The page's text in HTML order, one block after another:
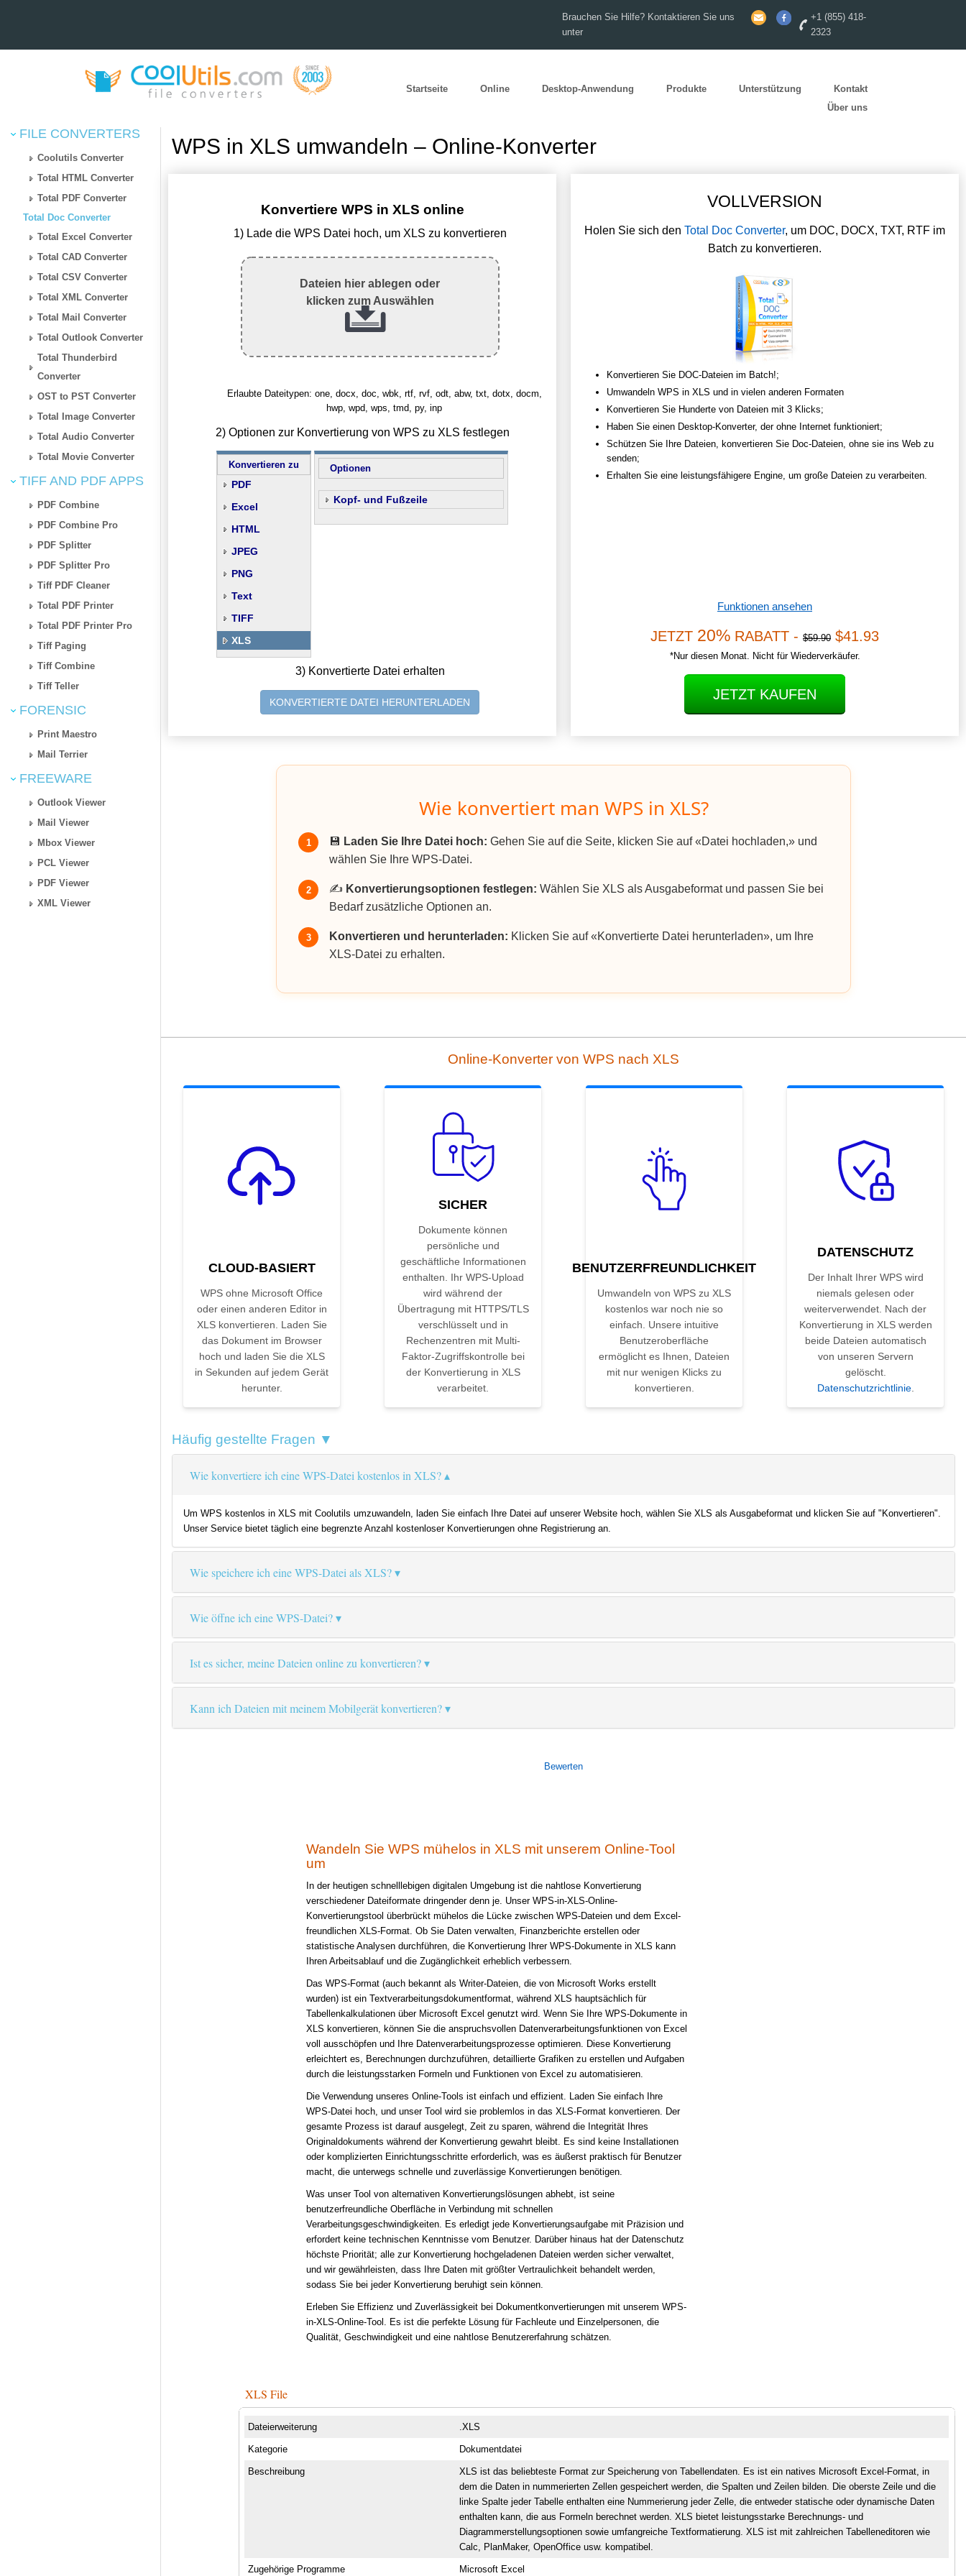
Brauchen Sie Hilfe? Kontaktieren Sie uns
unter
+1 (855) 418-
2323
Startseite Online Desktop-Anwendung Produkte Unterstützung
Kontakt
Über uns
FILE CONVERTERS
Coolutils Converter
Total HTML Converter
Total PDF Converter
Total Doc Converter
Total Excel Converter
Total CAD Converter
Total CSV Converter
Total XML Converter
Total Mail Converter
Total Outlook Converter
Total Thunderbird
Converter
OST to PST Converter
Total Image Converter
Total Audio Converter
Total Movie Converter
TIFF AND PDF APPS
PDF Combine
PDF Combine Pro
PDF Splitter
PDF Splitter Pro
Tiff PDF Cleaner
Total PDF Printer
Total PDF Printer Pro
Tiff Paging
Tiff Combine
Tiff Teller
FORENSIC
Print Maestro
Mail Terrier
FREEWARE
Outlook Viewer
Mail Viewer
Mbox Viewer
PCL Viewer
PDF Viewer
XML Viewer
WPS in XLS umwandeln – Online-Konverter
Konvertiere WPS in XLS online
1) Lade die WPS Datei hoch, um XLS zu konvertieren
Dateien hier ablegen oder
klicken zum Auswählen
Erlaubte Dateitypen: one, docx, doc, wbk, rtf, rvf, odt, abw, txt, dotx, docm,
hwp, wpd, wps, tmd, py, inp
2) Optionen zur Konvertierung von WPS zu XLS festlegen
Konvertieren zu
PDF
Excel
HTML
JPEG
PNG
Text
TIFF
XLS
Optionen
Kopf- und Fußzeile
3) Konvertierte Datei erhalten
KONVERTIERTE DATEI HERUNTERLADEN
VOLLVERSION
Holen Sie sich den Total Doc Converter, um DOC, DOCX, TXT, RTF im
Batch zu konvertieren.
Konvertieren Sie DOC-Dateien im Batch!;
Umwandeln WPS in XLS und in vielen anderen Formaten
Konvertieren Sie Hunderte von Dateien mit 3 Klicks;
Haben Sie einen Desktop-Konverter, der ohne Internet funktioniert;
Schützen Sie Ihre Dateien, konvertieren Sie Doc-Dateien, ohne sie ins Web zu
senden;
Erhalten Sie eine leistungsfähigere Engine, um große Dateien zu verarbeiten.
Funktionen ansehen
JETZT 20% RABATT - $59.90 $41.93
*Nur diesen Monat. Nicht für Wiederverkäufer.
JETZT KAUFEN
Wie konvertiert man WPS in XLS?
1 💾 Laden Sie Ihre Datei hoch: Gehen Sie auf die Seite, klicken Sie auf «Datei hochladen,» und
wählen Sie Ihre WPS-Datei.
2 ✍️ Konvertierungsoptionen festlegen: Wählen Sie XLS als Ausgabeformat und passen Sie bei
Bedarf zusätzliche Optionen an.
3 Konvertieren und herunterladen: Klicken Sie auf «Konvertierte Datei herunterladen», um Ihre
XLS-Datei zu erhalten.
Online-Konverter von WPS nach XLS
CLOUD-BASIERT
WPS ohne Microsoft Office
oder einen anderen Editor in
XLS konvertieren. Laden Sie
das Dokument im Browser
hoch und laden Sie die XLS
in Sekunden auf jedem Gerät
herunter.
SICHER
Dokumente können
persönliche und
geschäftliche Informationen
enthalten. Ihr WPS-Upload
wird während der
Übertragung mit HTTPS/TLS
verschlüsselt und in
Rechenzentren mit Multi-
Faktor-Zugriffskontrolle bei
der Konvertierung in XLS
verarbeitet.
BENUTZERFREUNDLICHKEIT
Umwandeln von WPS zu XLS
kostenlos war noch nie so
einfach. Unsere intuitive
Benutzeroberfläche
ermöglicht es Ihnen, Dateien
mit nur wenigen Klicks zu
konvertieren.
DATENSCHUTZ
Der Inhalt Ihrer WPS wird
niemals gelesen oder
weiterverwendet. Nach der
Konvertierung in XLS werden
beide Dateien automatisch
von unseren Servern
gelöscht.
Datenschutzrichtlinie.
Häufig gestellte Fragen ▼
Wie konvertiere ich eine WPS-Datei kostenlos in XLS?
Um WPS kostenlos in XLS mit Coolutils umzuwandeln, laden Sie einfach Ihre Datei auf unserer Website hoch, wählen Sie XLS als Ausgabeformat und klicken Sie auf "Konvertieren".
Unser Service bietet täglich eine begrenzte Anzahl kostenloser Konvertierungen ohne Registrierung an.
Wie speichere ich eine WPS-Datei als XLS?
Wie öffne ich eine WPS-Datei?
Ist es sicher, meine Dateien online zu konvertieren?
Kann ich Dateien mit meinem Mobilgerät konvertieren?
Bewerten
Wandeln Sie WPS mühelos in XLS mit unserem Online-Tool
um
In der heutigen schnelllebigen digitalen Umgebung ist die nahtlose Konvertierung
verschiedener Dateiformate dringender denn je. Unser WPS-in-XLS-Online-
Konvertierungstool überbrückt mühelos die Lücke zwischen WPS-Dateien und dem Excel-
freundlichen XLS-Format. Ob Sie Daten verwalten, Finanzberichte erstellen oder
statistische Analysen durchführen, die Konvertierung Ihrer WPS-Dokumente in XLS kann
Ihren Arbeitsablauf und die Zugänglichkeit erheblich verbessern.
Das WPS-Format (auch bekannt als Writer-Dateien, die von Microsoft Works erstellt
wurden) ist ein Textverarbeitungsdokumentformat, während XLS hauptsächlich für
Tabellenkalkulationen über Microsoft Excel genutzt wird. Wenn Sie Ihre WPS-Dokumente in
XLS konvertieren, können Sie die anspruchsvollen Datenverarbeitungsfunktionen von Excel
voll ausschöpfen und Ihre Datenverarbeitungsprozesse optimieren. Diese Konvertierung
erleichtert es, Berechnungen durchzuführen, detaillierte Grafiken zu erstellen und Aufgaben
durch die leistungsstarken Formeln und Funktionen von Excel zu automatisieren.
Die Verwendung unseres Online-Tools ist einfach und effizient. Laden Sie einfach Ihre
WPS-Datei hoch, und unser Tool wird sie problemlos in das XLS-Format konvertieren. Der
gesamte Prozess ist darauf ausgelegt, Zeit zu sparen, während die Integrität Ihres
Originaldokuments während der Konvertierung gewahrt bleibt. Es sind keine Installationen
oder komplizierten Einrichtungsschritte erforderlich, was es äußerst praktisch für Benutzer
macht, die unterwegs schnelle und zuverlässige Konvertierungen benötigen.
Was unser Tool von alternativen Konvertierungslösungen abhebt, ist seine
benutzerfreundliche Oberfläche in Verbindung mit schnellen
Verarbeitungsgeschwindigkeiten. Es erledigt jede Konvertierungsaufgabe mit Präzision und
erfordert keine technischen Kenntnisse vom Benutzer. Darüber hinaus hat der Datenschutz
höchste Priorität; alle zur Konvertierung hochgeladenen Dateien werden sicher verwaltet,
und wir gewährleisten, dass Ihre Daten mit größter Vertraulichkeit behandelt werden,
sodass Sie bei jeder Konvertierung beruhigt sein können.
Erleben Sie Effizienz und Zuverlässigkeit bei Dokumentkonvertierungen mit unserem WPS-
in-XLS-Online-Tool. Es ist die perfekte Lösung für Fachleute und Einzelpersonen, die
Qualität, Geschwindigkeit und eine nahtlose Benutzererfahrung schätzen.
XLS File
Dateierweiterung .XLS
Kategorie Dokumentdatei
Beschreibung
XLS ist das beliebteste Format zur Speicherung von Tabellendaten. Es ist ein natives Microsoft Excel-Format, in
dem die Daten in nummerierten Zellen gespeichert werden, die Spalten und Zeilen bilden. Die oberste Zeile und die
linke Spalte jeder Tabelle enthalten eine Nummerierung jeder Zelle, die entweder statische oder dynamische Daten
enthalten kann, die aus Formeln berechnet werden. XLS bietet leistungsstarke Berechnungs- und
Diagrammerstellungsoptionen sowie umfangreiche Textformatierung. XLS ist mit zahlreichen Tabelleneditoren wie
Calc, PlanMaker, OpenOffice usw. kompatibel.
Zugehörige Programme Microsoft Excel